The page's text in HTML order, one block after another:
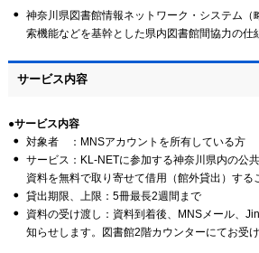
神奈川県図書館情報ネットワーク・システム（
索機能などを基幹とした県内図書館間協力の仕
サービス内容
●サービス内容
対象者 ：MNSアカウントを所有している方
サービス：KL-NETに参加する神奈川県内の公
資料を無料で取り寄せて借用（館外貸出）する
貸出期限、上限：5冊最長2週間まで
資料の受け渡し：資料到着後、MNSメール、
知らせします。図書館2階カウンターにてお受け